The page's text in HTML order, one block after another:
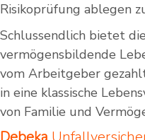
Risikoprüfung ablegen
Schlussendlich bietet
vermögensbildende
vom Arbeitgeber
in eine klassische
von Familie und